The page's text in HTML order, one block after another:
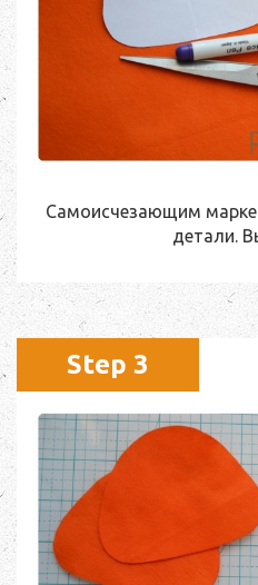
Самоисчезающим
детали.
Step 3